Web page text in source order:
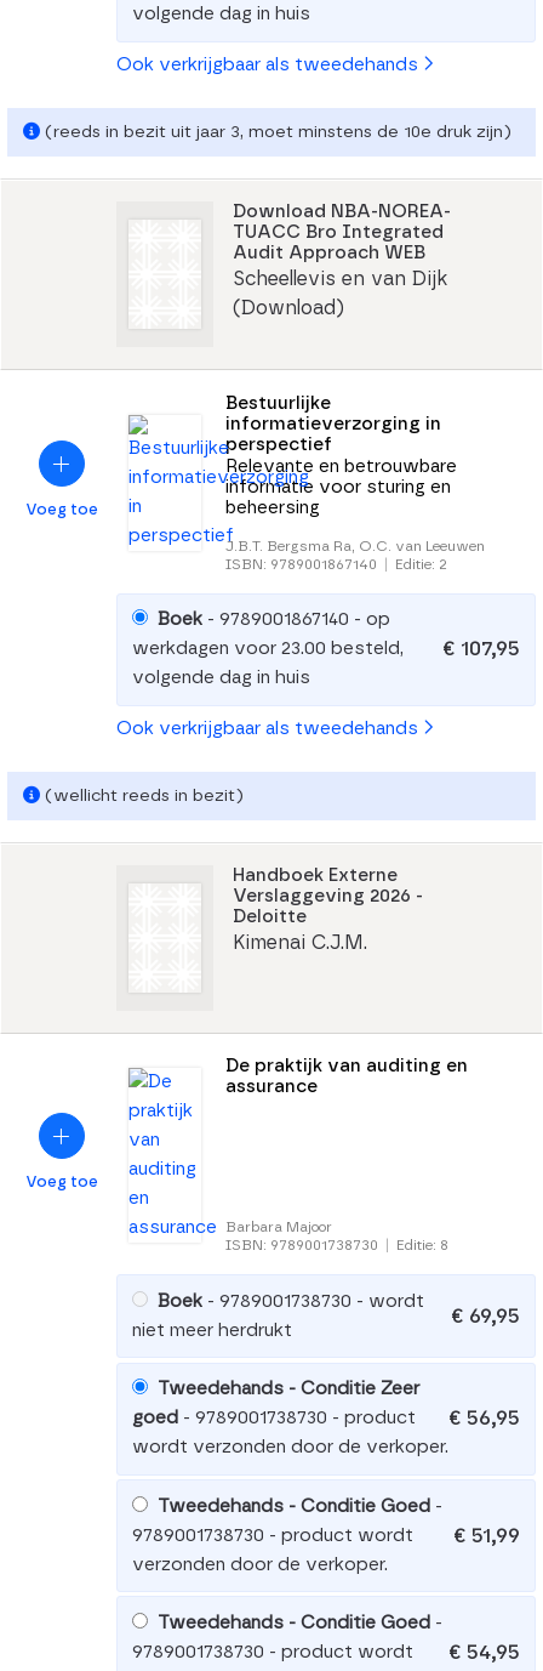
volgende dag in huis
Ook verkrijgbaar als tweedehands
(reeds in bezit uit jaar 3, moet minstens de 10e druk zijn)
Download NBA-NOREA-
TUACC Bro Integrated
Audit Approach WEB
Scheellevis en van Dijk
(Download)
Voeg toe
Bestuurlijke
informatieverzorging in
perspectief
Relevante en betrouwbare
informatie voor sturing en
beheersing
J.B.T. Bergsma Ra, O.C. van Leeuwen
ISBN: 9789001867140
Editie: 2
Boek- 9789001867140 - op
werkdagen voor 23.00 besteld,
volgende dag in huis
€ 107,95
Ook verkrijgbaar als tweedehands
(wellicht reeds in bezit)
Handboek Externe
Verslaggeving 2026 -
Deloitte
Kimenai C.J.M.
Voeg toe
De praktijk van auditing en
assurance
Barbara Majoor
ISBN: 9789001738730
Editie: 8
Boek- 9789001738730 - wordt
niet meer herdrukt
€ 69,95
Tweedehands - Conditie Zeer
goed - 9789001738730 - product
wordt verzonden door de verkoper.
€ 56,95
Tweedehands - Conditie Goed -
9789001738730 - product wordt
verzonden door de verkoper.
€ 51,99
Tweedehands - Conditie Goed -
9789001738730 - product wordt
€ 54,95